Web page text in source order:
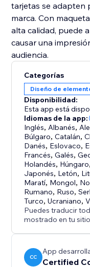
tarjetas se adapten
marca. Con
alta calidad, puede
causar una
audiencia.
Categorías
Diseño de
Disponibilidad:
Esta app está
Idiomas de la app:
Inglés, Albanés,
Búlgaro,Catalán,
Danés, Eslovaco,
Francés,Galés,
Holandés, Húngaro,
Japonés, Letón,
Maratí, Mongol,
Rumano, Ruso,
Turco,Ucraniano,
Puedes traducir
mostrado en tu
CC
App
Certified